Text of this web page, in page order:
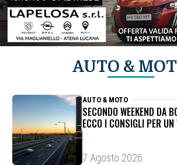
AUTO &
AUTO & MOTO
SECONDO WEEKEND DA
ECCO I CONSIGLI PER
7 Agosto 2026